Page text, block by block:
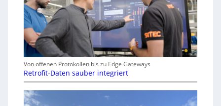
Von offenen Protokollen bis zu Edge Gateways
Retrofit-Daten sauber integriert